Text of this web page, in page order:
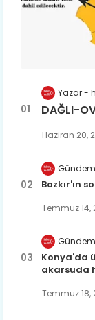
Yazar -
DAĞLI-
Haziran 20,
Bozkır'ın
Temmuz 14,
Konya'da
akarsuda
Temmuz 18,